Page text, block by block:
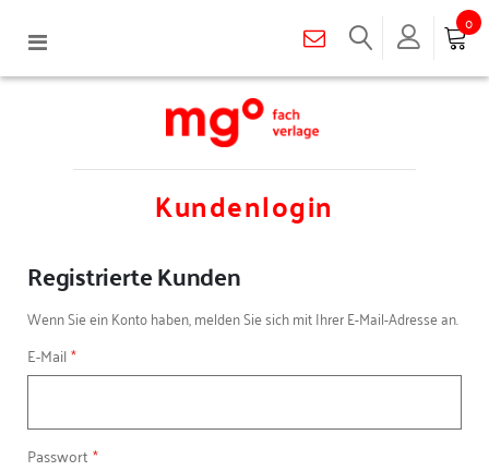
Navigation
0
Kundenlogin
Registrierte Kunden
Wenn Sie ein Konto haben, melden Sie sich mit Ihrer E-Mail-Adresse an.
E-Mail
Passwort